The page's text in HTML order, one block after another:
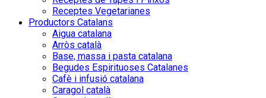
Receptes Vegetarianes
Productors Catalans
Aigua catalana
Arròs català
Base, massa i pasta catalana
Begudes Espirituoses Catalanes
Cafè i infusió catalana
Caragol català